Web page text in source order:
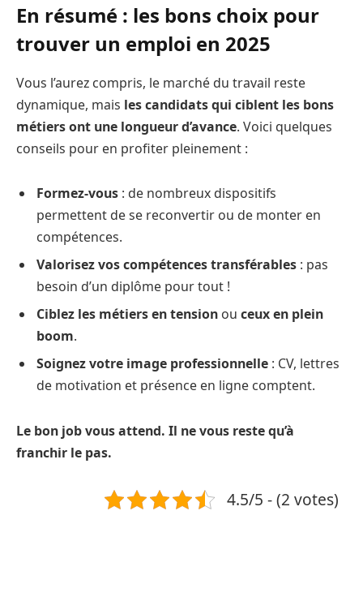
En résumé : les bons choix pour
trouver un emploi en 2025
Vous l’aurez compris, le marché du travail reste
dynamique, mais les candidats qui ciblent les bons
métiers ont une longueur d’avance. Voici quelques
conseils pour en profiter pleinement :
Formez-vous : de nombreux dispositifs
permettent de se reconvertir ou de monter en
compétences.
Valorisez vos compétences transférables : pas
besoin d’un diplôme pour tout !
Ciblez les métiers en tension ou ceux en plein
boom.
Soignez votre image professionnelle : CV, lettres
de motivation et présence en ligne comptent.
Le bon job vous attend. Il ne vous reste qu’à
franchir le pas.
4.5/5 - (2 votes)